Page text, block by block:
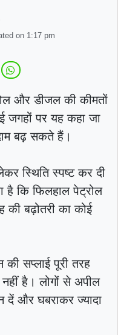
on 1:17 pm
और डीजल की कीमतों
जगहों पर यह कहा जा
बढ़ सकते हैं।
स्थिति स्पष्ट कर दी
है कि फिलहाल पेट्रोल
बढ़ोतरी का कोई
सप्लाई पूरी तरह
है। लोगों से अपील
दें और घबराकर ज्यादा